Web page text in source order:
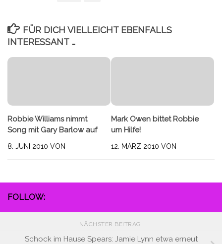
FÜR DICH VIELLEICHT EBENFALLS
INTERESSANT …
Robbie Williams nimmt
Song mit Gary Barlow auf
8. JUNI 2010 VON
Mark Owen bittet Robbie
um Hilfe!
12. MÄRZ 2010 VON
FOLLOW:
NÄCHSTER BEITRAG
Schock im Hause Spears: Jamie Lynn etwa erneut